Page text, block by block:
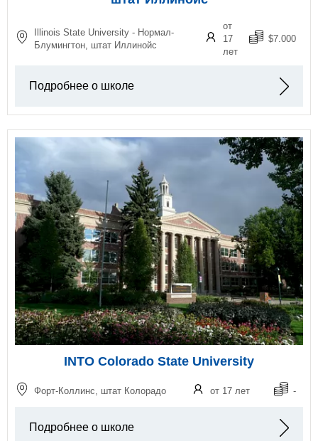
Illinois State University - Нормал-
Блумингтон, штат Иллинойс
от
17
лет
$7.000
Подробнее о школе
INTO Colorado State University
Форт-Коллинс, штат Колорадо от 17 лет -
Подробнее о школе